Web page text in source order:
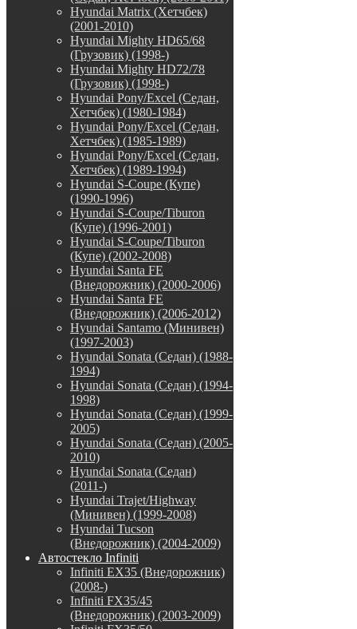
Hyundai Matrix (Хетчбек)
(2001-2010)
Hyundai Mighty HD65/68
(Грузовик) (1998-)
Hyundai Mighty HD72/78
(Грузовик) (1998-)
Hyundai Pony/Excel (Седан,
Хетчбек) (1980-1984)
Hyundai Pony/Excel (Седан,
Хетчбек) (1985-1989)
Hyundai Pony/Excel (Седан,
Хетчбек) (1989-1994)
Hyundai S-Coupe (Купе)
(1990-1996)
Hyundai S-Coupe/Tiburon
(Купе) (1996-2001)
Hyundai S-Coupe/Tiburon
(Купе) (2002-2008)
Hyundai Santa FE
(Внедорожник) (2000-2006)
Hyundai Santa FE
(Внедорожник) (2006-2012)
Hyundai Santamo (Минивен)
(1997-2003)
Hyundai Sonata (Седан) (1988-
1994)
Hyundai Sonata (Седан) (1994-
1998)
Hyundai Sonata (Седан) (1999-
2005)
Hyundai Sonata (Седан) (2005-
2010)
Hyundai Sonata (Седан)
(2011-)
Hyundai Trajet/Highway
(Минивен) (1999-2008)
Hyundai Tucson
(Внедорожник) (2004-2009)
Автостекло Infiniti
Infiniti EX35 (Внедорожник)
(2008-)
Infiniti FX35/45
(Внедорожник) (2003-2009)